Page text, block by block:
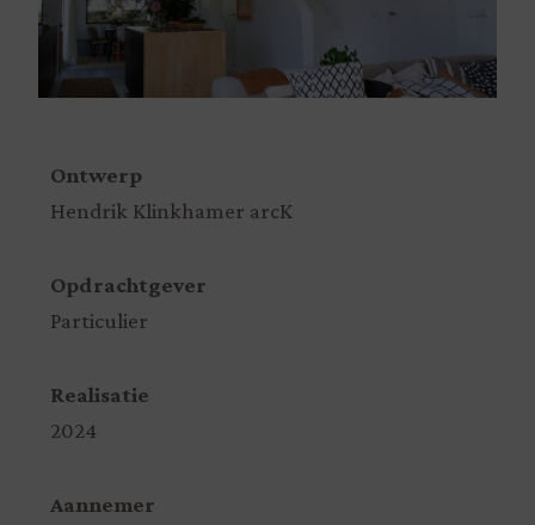
Ontwerp
Hendrik Klinkhamer arcK
Opdrachtgever
Particulier
Realisatie
2024
Aannemer